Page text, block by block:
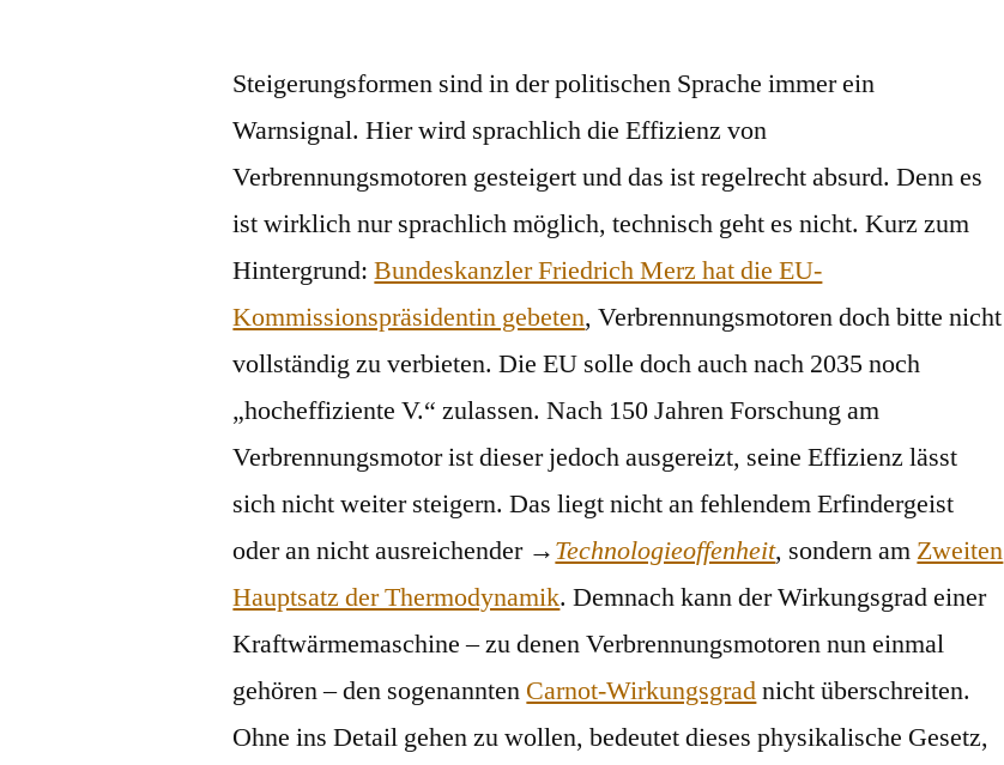
Steigerungsformen sind in der politischen Sprache immer ein
Warnsignal. Hier wird sprachlich die Effizienz von
Verbrennungsmotoren gesteigert und das ist regelrecht absurd. Denn es
ist wirklich nur sprachlich möglich, technisch geht es nicht. Kurz zum
Hintergrund:Bundeskanzler Friedrich Merz hat die EU-
Kommissionspräsidentin gebeten, Verbrennungsmotoren doch bitte nicht
vollständig zu verbieten. Die EU solle doch auch nach 2035 noch
„hocheffiziente V.“ zulassen. Nach 150 Jahren Forschung am
Verbrennungsmotor ist dieser jedoch ausgereizt, seine Effizienz lässt
sich nicht weiter steigern. Das liegt nicht an fehlendem Erfindergeist
oder an nicht ausreichender →Technologieoffenheit, sondern am Zweiten
Hauptsatz der Thermodynamik. Demnach kann der Wirkungsgrad einer
Kraftwärmemaschine – zu denen Verbrennungsmotoren nun einmal
gehören – den sogenannten Carnot-Wirkungsgradnicht überschreiten.
Ohne ins Detail gehen zu wollen, bedeutet dieses physikalische Gesetz,